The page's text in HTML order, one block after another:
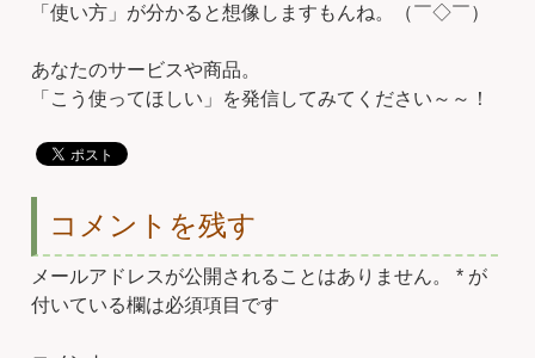
「使い方」が分かると想像しますもんね。（￣◇￣）
あなたのサービスや商品。
「こう使ってほしい」を発信してみてください～～！
コメントを残す
メールアドレスが公開されることはありません。 * が
付いている欄は必須項目です